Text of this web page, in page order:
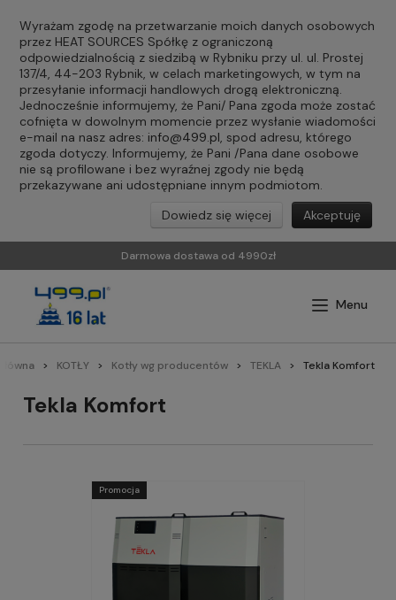
Wyrażam zgodę na przetwarzanie moich danych osobowych
przez HEAT SOURCES Spółkę z ograniczoną
odpowiedzialnością z siedzibą w Rybniku przy ul. ul. Prostej
137/4, 44-203 Rybnik, w celach marketingowych, w tym na
przesyłanie informacji handlowych drogą elektroniczną.
Jednocześnie informujemy, że Pani/ Pana zgoda może zostać
cofnięta w dowolnym momencie przez wysłanie wiadomości
e-mail na nasz adres: info@499.pl, spod adresu, którego
zgoda dotyczy. Informujemy, że Pani /Pana dane osobowe
nie są profilowane i bez wyraźnej zgody nie będą
przekazywane ani udostępniane innym podmiotom.
Akceptuję
Dowiedz się więcej
Darmowa dostawa od 4990zł
KOTŁY Kotły wg producentów TEKLA Tekla Komfort
Tekla Komfort
Promocja